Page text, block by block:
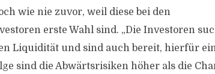
wie nie zuvor, weil diese bei den
erste Wahl sind. „Die Investoren
Liquidität und sind auch bereit, hierfür
sind die Abwärtsrisiken höher als die